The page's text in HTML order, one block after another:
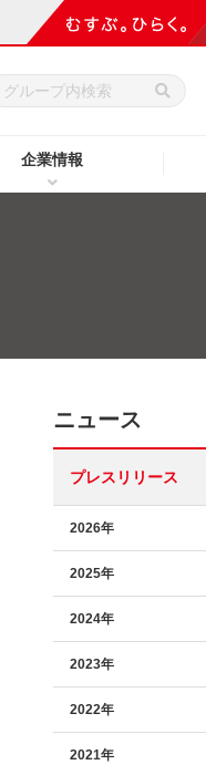
企業情報
ニュース
プレスリリース
2026年
2025年
2024年
2023年
2022年
2021年